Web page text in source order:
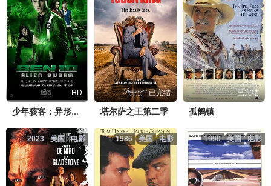
HD
少年骇客：异形群体
已完结
塔尔萨之王第二季
已完结
孤鸽镇
电影
美国
2023 电影
美国
1986 电影
美国
1990